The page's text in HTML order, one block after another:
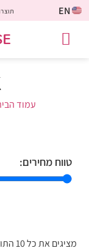
EN תוצרת ישראל |
עמוד
טווח מחירים:
מציגים את כל ⁦10⁩ התוצאות